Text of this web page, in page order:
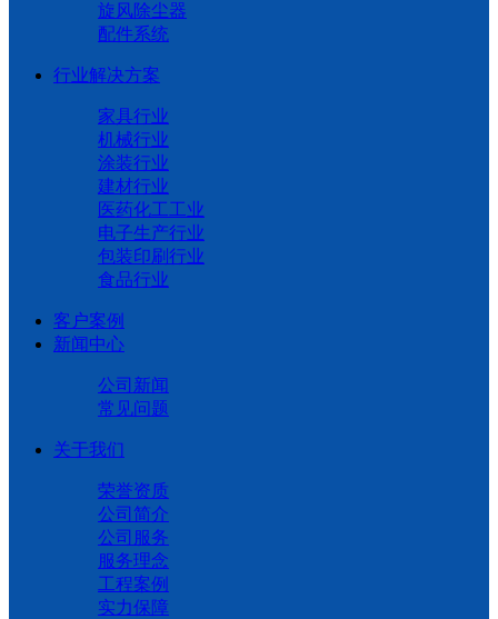
旋风除尘器
配件系统
行业解决方案
家具行业
机械行业
涂装行业
建材行业
医药化工工业
电子生产行业
包装印刷行业
食品行业
客户案例
新闻中心
公司新闻
常见问题
关于我们
荣誉资质
公司简介
公司服务
服务理念
工程案例
实力保障